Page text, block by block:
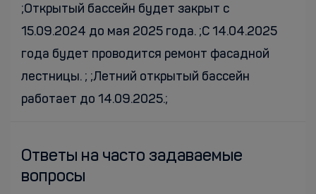
;Открытый бассейн будет закрыт с
15.09.2024 до мая 2025 года. ;С 14.04.2025
года будет проводится ремонт фасадной
лестницы. ; ;Летний открытый бассейн
работает до 14.09.2025.;
Ответы на часто задаваемые
вопросы